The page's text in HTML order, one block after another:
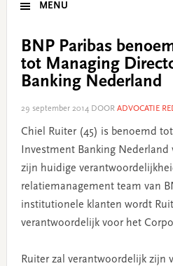
MENU
BNP Paribas
tot Managing
Banking Nederland
29 september 2014DOOR ADVOCATIE
Chiel Ruiter (45) is benoemd
Investment Banking Nederland
zijn huidige
relatiemanagement team van
institutionele klanten wordt
verantwoordelijk voor het
Ruiter zal verantwoordelijk zijn